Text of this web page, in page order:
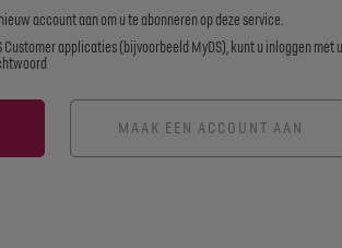
account aan om u te abonneren op deze service.
Customer applicaties (bijvoorbeeld MyDS), kunt u inloggen met
MAAK EEN ACCOUNT AAN